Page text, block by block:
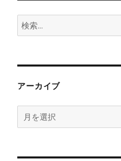
検
索:
アーカイブ
ー
イ